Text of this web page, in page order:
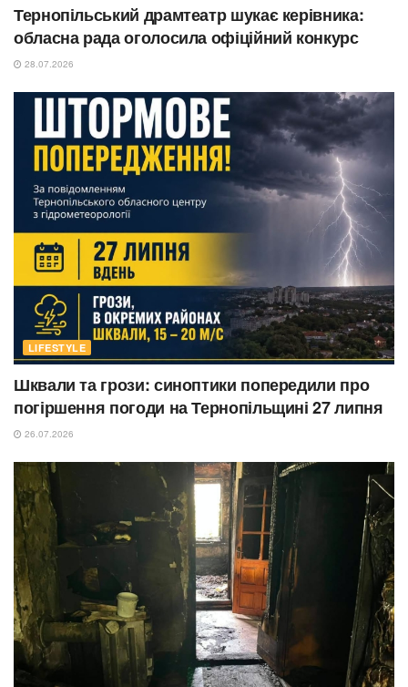
Тернопільський драмтеатр шукає керівника:
обласна рада оголосила офіційний конкурс
28.07.2026
LIFESTYLE
Шквали та грози: синоптики попередили про
погіршення погоди на Тернопільщині 27 липня
26.07.2026